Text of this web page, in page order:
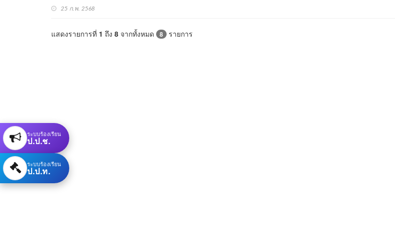
25 ก.พ. 2568
แสดงรายการที่ 1 ถึง 8 จากทั้งหมด 8 รายการ
ระบบร้องเรียน
ป.ป.ช.
ระบบร้องเรียน
ป.ป.ท.